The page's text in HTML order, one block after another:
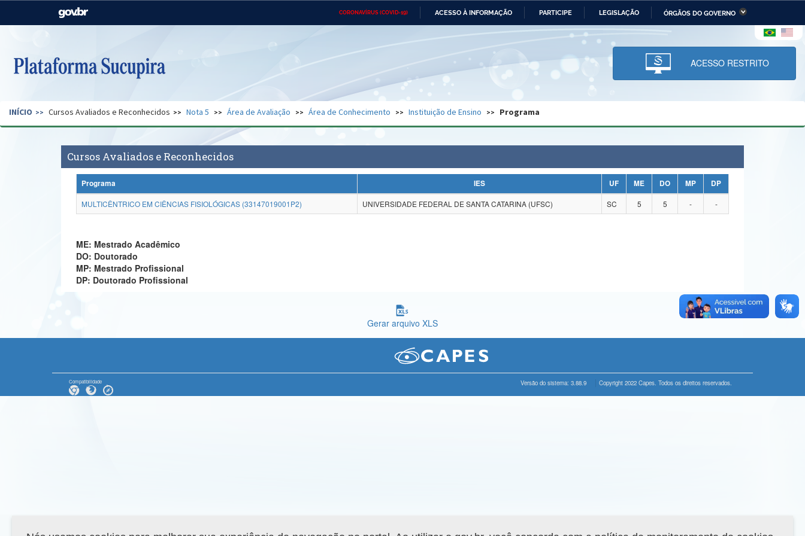
CORONAVÍRUS (COVID-19) ACESSO À INFORMAÇÃO PARTICIPE LEGISLAÇÃO ÓRGÃOS DO GOVERNO
Casa Civil Ministério das Relações Ministério da Economia Ministério da Infraestrutura
Pecuária e Abastecimento
Ministério da Ciência,
Tecnologia, Inovações e
Comunicações
Ministério do Desenvolvimento
Regional e dos Direitos Humanos
Secretaria de Governo Gabinete de Segurança Advocacia-Geral da União Banco Central do Brasil Planalto
ACESSO RESTRITO
INÍCIO Cursos Avaliados e Reconhecidos Nota 5 Área de Avaliação Área de Conhecimento Instituição de Ensino Programa
Cursos Avaliados e Reconhecidos
Programa IES UF ME DO MP
DP
MULTICÊNTRICO EM CIÊNCIAS FISIOLÓGICAS (33147019001P2)
UNIVERSIDADE FEDERAL DE SANTA CATARINA (UFSC) SC 5 5 - -
ME: Mestrado Acadêmico
DO: Doutorado
MP: Mestrado Profissional
DP: Doutorado Profissional
Gerar arquivo XLS
Compatibilidade Versão do sistema: 3.88.9 Copyright 2022 Capes. Todos os direitos reservados.